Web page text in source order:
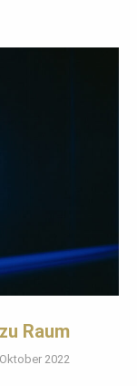
Raum
2022